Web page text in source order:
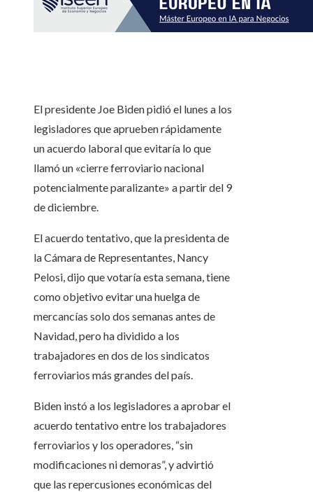
El presidente Joe Biden pidió el lunes a los
legisladores que aprueben rápidamente
un acuerdo laboral que evitaría lo que
llamó un «cierre ferroviario nacional
potencialmente paralizante» a partir del 9
de diciembre.
El acuerdo tentativo, que la presidenta de
la Cámara de Representantes, Nancy
Pelosi, dijo que votaría esta semana, tiene
como objetivo evitar una huelga de
mercancías solo dos semanas antes de
Navidad, pero ha dividido a los
trabajadores en dos de los sindicatos
ferroviarios más grandes del país.
Biden instó a los legisladores a aprobar el
acuerdo tentativo entre los trabajadores
ferroviarios y los operadores, “sin
modificaciones ni demoras”, y advirtió
que las repercusiones económicas del